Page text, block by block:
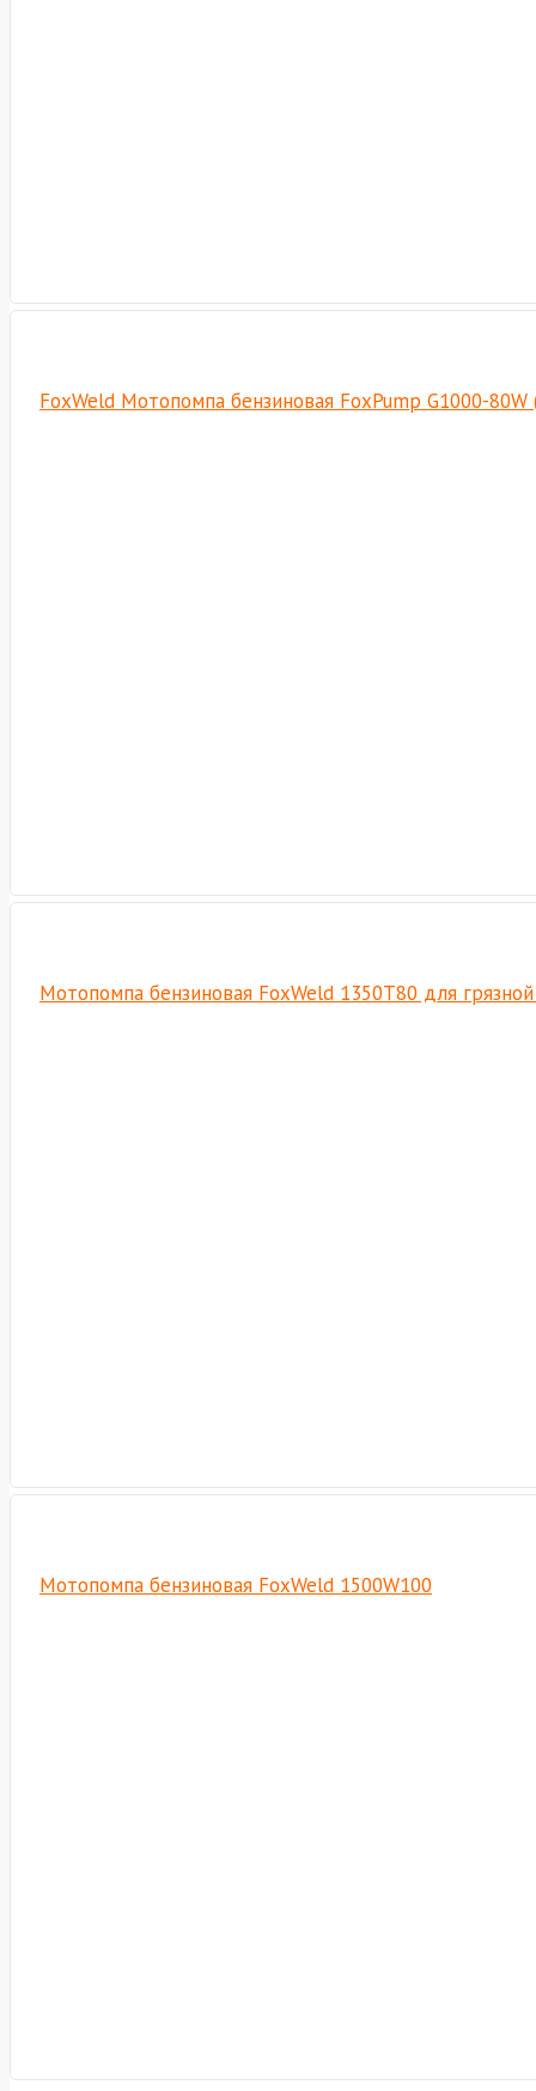
FoxWeld Мотопомпа бензиновая FoxPump G1000-
Мотопомпа бензиновая FoxWeld 1350T80 для
Мотопомпа бензиновая FoxWeld 1500W100